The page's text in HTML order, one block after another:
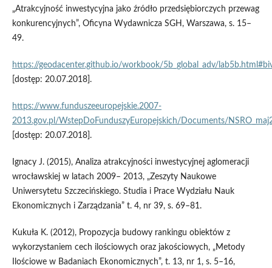
„Atrakcyjność inwestycyjna jako źródło przedsiębiorczych przewag
konkurencyjnych”, Oficyna Wydawnicza SGH, Warszawa, s. 15–
49.
https://geodacenter.github.io/workbook/5b_global_adv/
[dostęp: 20.07.2018].
https://www.funduszeeuropejskie.2007-
2013.gov.pl/WstepDoFunduszyEuropejskich/Documents/
[dostęp: 20.07.2018].
Ignacy J. (2015), Analiza atrakcyjności inwestycyjnej aglomeracji
wrocławskiej w latach 2009– 2013, „Zeszyty Naukowe
Uniwersytetu Szczecińskiego. Studia i Prace Wydziału Nauk
Ekonomicznych i Zarządzania” t. 4, nr 39, s. 69–81.
Kukuła K. (2012), Propozycja budowy rankingu obiektów z
wykorzystaniem cech ilościowych oraz jakościowych, „Metody
Ilościowe w Badaniach Ekonomicznych”, t. 13, nr 1, s. 5–16,